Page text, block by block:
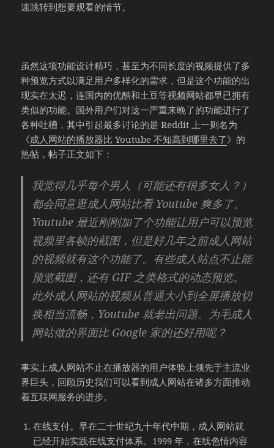
速跳转到想要观看的情节。
虽然这项功能设计精巧，甚至为不同长度的视频提供了多
种预览方式以满足用户多样化的需求，但是这个功能的出
现实在太迟，连国内的优酷和土豆等视频网站都早已拥有
类似的功能。国外用户们对这一严重来晚了的功能进行了
各种吐槽，其中引起最多讨论的是 Reddit 上一则名为
《成人网站的播放器比 Youtube 不知高到哪里去了》的
热帖，帖子正文如下：
我觉得几乎每个男人（可能还有很多女人？）
都会同意逛成人网站比看 Youtube 爽多了。
Youtube 最近刚刚加了个功能让用户可以预览
视频里各帧的截图，但是好几年之前成人网站
的视频就有这个功能了。有些成人站点不止能
预览截图，还有 GIF 之类格式的动态预览。
此外成人网站的视频从普通大小到全屏播放切
换相当流畅，Youtube 就老出问题。为毛成人
网站做的界面比 Google 家的还好用呢？
事实上成人网站不止在播放器的用户体验上领先于主流业
界巨头，回顾历史我们可以看到成人网站在诸多方面推动
着互联网服务的进步。
在线支付。早在二十世纪九十年代中期，成人网站就
已经开始实践在线支付体系。1999 年，在线色情内容